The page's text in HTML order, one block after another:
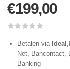
€199,00
Betalen via Ideal
Net, Bancontact,
Banking